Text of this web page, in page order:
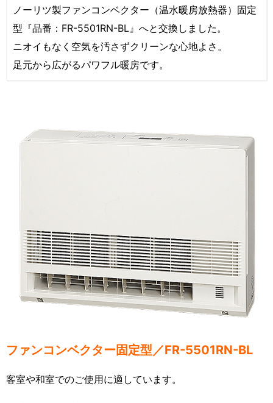
ノーリツ製ファンコンベクター（温水暖房放熱器）固定
型『品番：FR-5501RN-BL』へと交換しました。
ニオイもなく空気を汚さずクリーンな心地よさ。
足元から広がるパワフル暖房です。
ファンコンベクター固定型／FR-5501RN-BL
客室や和室でのご使用に適しています。